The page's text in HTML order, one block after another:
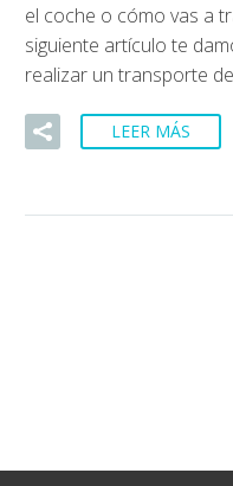
el coche o cómo vas a
siguiente artículo te
realizar un transporte
LEER MÁS